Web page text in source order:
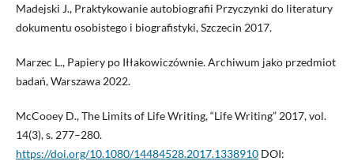
Madejski J., Praktykowanie autobiografii Przyczynki do literatury
dokumentu osobistego i biografistyki, Szczecin 2017.
Marzec L., Papiery po Iłłakowiczównie. Archiwum jako przedmiot
badań, Warszawa 2022.
McCooey D., The Limits of Life Writing, “Life Writing” 2017, vol.
14(3), s. 277–280.
https://doi.org/10.1080/14484528.2017.1338910DOI: